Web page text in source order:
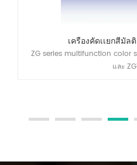
เครื่องคัดเเยกสีมั
ZG series multifunction color
และ